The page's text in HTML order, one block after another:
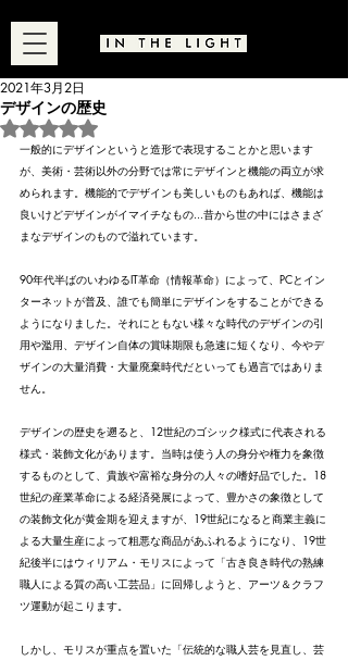
デザインの歴史
2021年3月2日
5つ星のうちNaNと評価されています。
一般的にデザインというと造形で表現することかと思います
が、美術・芸術以外の分野では常にデザインと機能の両立が求
められます。機能的でデザインも美しいものもあれば、機能は
良いけどデザインがイマイチなもの...昔から世の中にはさまざ
まなデザインのもので溢れています。
90年代半ばのいわゆるIT革命（情報革命）によって、PCとイン
ターネットが普及、誰でも簡単にデザインをすることができる
ようになりました。それにともない様々な時代のデザインの引
用や濫用、デザイン自体の賞味期限も急速に短くなり、今やデ
ザインの大量消費・大量廃棄時代だといっても過言ではありま
せん。
デザインの歴史を遡ると、12世紀のゴシック様式に代表される
様式・装飾文化があります。当時は使う人の身分や権力を象徴
するものとして、貴族や富裕な身分の人々の嗜好品でした。18
世紀の産業革命による経済発展によって、豊かさの象徴として
の装飾文化が黄金期を迎えますが、19世紀になると商業主義に
よる大量生産によって粗悪な商品があふれるようになり、19世
紀後半にはウィリアム・モリスによって「古き良き時代の熟練
職人による質の高い工芸品」に回帰しようと、アーツ＆クラフ
ツ運動が起こります。
しかし、モリスが重点を置いた「伝統的な職人芸を見直し、芸